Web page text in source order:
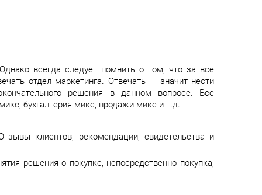
всегда следует помнить о том, что за все
отдел маркетинга. Отвечать — значит нести
решения в данном вопросе. Все
бухгалтерия-микс, продажи-микс и т.д.
клиентов, рекомендации, свидетельства и
решения о покупке, непосредственно покупка,